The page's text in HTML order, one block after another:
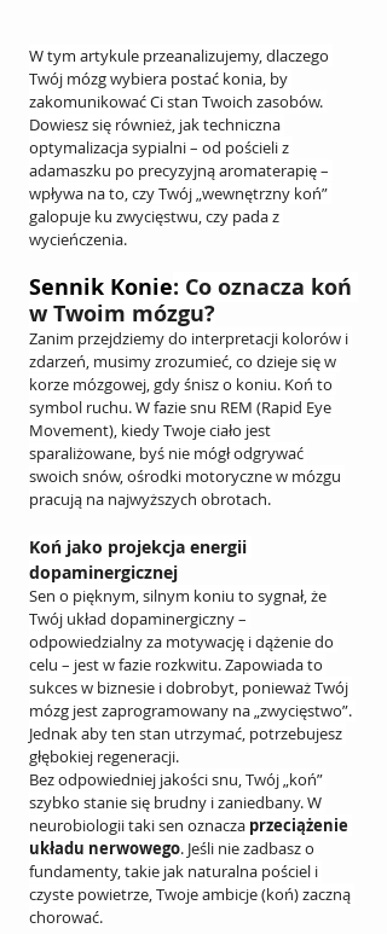
W tym artykule przeanalizujemy, dlaczego
Twój mózg wybiera postać konia, by
zakomunikować Ci stan Twoich zasobów.
Dowiesz się również, jak techniczna
optymalizacja sypialni – od pościeli z
adamaszku po precyzyjną aromaterapię –
wpływa na to, czy Twój „wewnętrzny koń”
galopuje ku zwycięstwu, czy pada z
wycieńczenia.
Sennik Konie: Co oznacza koń
w Twoim mózgu?
Zanim przejdziemy do interpretacji kolorów i
zdarzeń, musimy zrozumieć, co dzieje się w
korze mózgowej, gdy śnisz o koniu. Koń to
symbol ruchu. W fazie snu REM (Rapid Eye
Movement), kiedy Twoje ciało jest
sparaliżowane, byś nie mógł odgrywać
swoich snów, ośrodki motoryczne w mózgu
pracują na najwyższych obrotach.
Koń jako projekcja energii
dopaminergicznej
Sen o pięknym, silnym koniu to sygnał, że
Twój układ dopaminergiczny –
odpowiedzialny za motywację i dążenie do
celu – jest w fazie rozkwitu. Zapowiada to
sukces w biznesie i dobrobyt, ponieważ Twój
mózg jest zaprogramowany na „zwycięstwo”.
Jednak aby ten stan utrzymać, potrzebujesz
głębokiej regeneracji.
Bez odpowiedniej jakości snu, Twój „koń”
szybko stanie się brudny i zaniedbany. W
neurobiologii taki sen oznacza przeciążenie
układu nerwowego. Jeśli nie zadbasz o
fundamenty, takie jak naturalna pościel i
czyste powietrze, Twoje ambicje (koń) zaczną
chorować.